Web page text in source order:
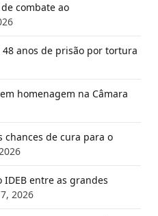
combate ao
anos de prisão por tortura
homenagem na Câmara
chances de cura para o
entre as grandes
2026